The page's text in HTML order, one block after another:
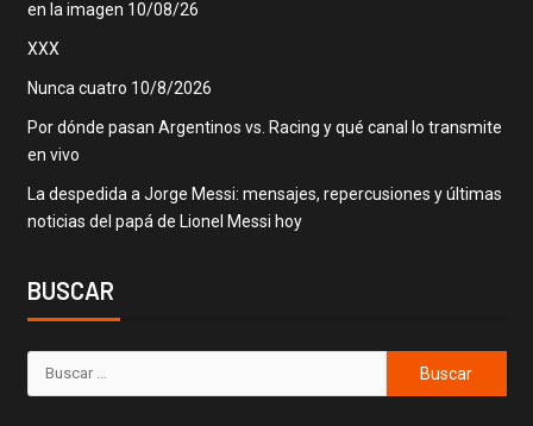
en la imagen 10/08/26
XXX
Nunca cuatro 10/8/2026
Por dónde pasan Argentinos vs. Racing y qué canal lo transmite
en vivo
La despedida a Jorge Messi: mensajes, repercusiones y últimas
noticias del papá de Lionel Messi hoy
BUSCAR